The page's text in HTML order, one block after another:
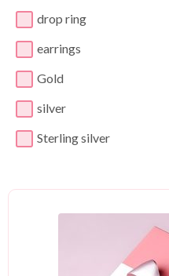
drop ring
earrings
Gold
silver
Sterling silver